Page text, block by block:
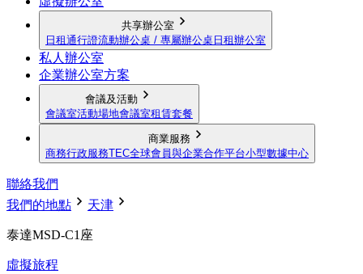
共享辦公室
日租通行證流動辦公桌 / 專屬辦公桌 日租辦公室
私人辦公室
企業辦公室方案
會議及活動
會議室活動場地會議室租賃套餐
商業服務
商務行政服務TEC全球會員與企業合作平台小型數據中心
聯絡我們
我們的地點
天津
泰達MSD-C1座
虛擬旅程